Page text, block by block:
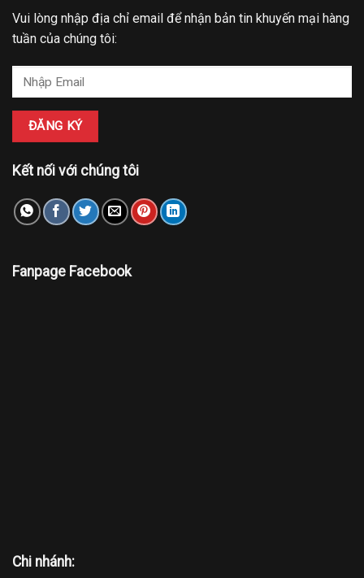
Vui lòng nhập địa chỉ email để nhận bản tin khuyến mại hàng
tuần của chúng tôi:
Kết nối với chúng tôi
Fanpage Facebook
Chi nhánh: